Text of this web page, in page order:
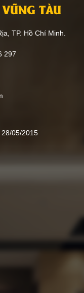
TÀU
TP. Hồ Chí Minh.
297
05/2015